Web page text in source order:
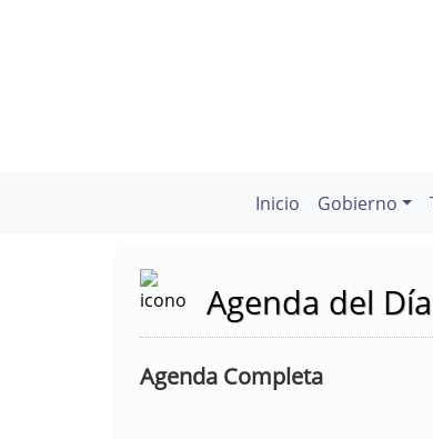
Inicio Gobierno
Agenda del Día
Agenda Completa